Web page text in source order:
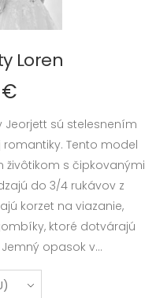
Loren
€
Jeorjett sú stelesnením
Tento model
s čipkovanými
do 3/4 rukávov z
korzet na viazanie,
ktoré dotvárajú
opasok v...